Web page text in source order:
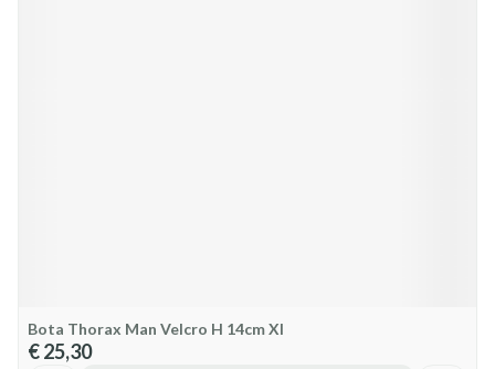
Bota Thorax Man Velcro H 14cm Xl
€ 25,30